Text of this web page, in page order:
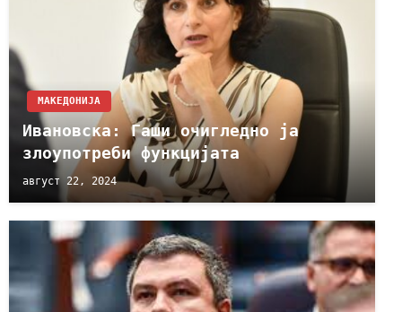
МАКЕДОНИЈА
Ивановска: Гаши очигледно ја
злоупотреби функцијата
август 22, 2024